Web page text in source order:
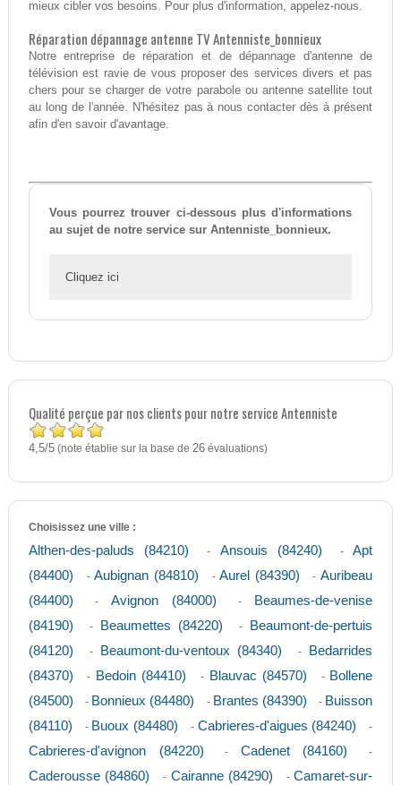
mieux cibler vos besoins. Pour plus d'information, appelez-nous.
Réparation dépannage antenne TV Antenniste_bonnieux
Notre entreprise de réparation et de dépannage d'antenne de
télévision est ravie de vous proposer des services divers et pas
chers pour se charger de votre parabole ou antenne satellite tout
au long de l'année. N'hésitez pas à nous contacter dès à présent
afin d'en savoir d'avantage.
Vous pourrez trouver ci-dessous plus d'informations
au sujet de notre service sur Antenniste_bonnieux.
Cliquez ici
Qualité perçue par nos clients pour notre service Antenniste
4,5/5(note établie sur la base de 26évaluations)
Choisissez une ville :
Althen-des-paluds (84210) - Ansouis (84240) -Apt
(84400)
-Aubignan (84810) -Aurel (84390) -Auribeau
(84400)
- Avignon (84000) -
Beaumes-de-venise
(84190)
- Beaumettes (84220) -
Beaumont-de-pertuis
(84120)
- Beaumont-du-ventoux (84340) -
Bedarrides
(84370)
- Bedoin (84410) - Blauvac (84570) - Bollene
(84500)
- Bonnieux (84480) - Brantes (84390) - Buisson
(84110)
- Buoux (84480) - Cabrieres-d'aigues (84240) -
Cabrieres-d'avignon (84220) - Cadenet (84160) -
Caderousse (84860) - Cairanne (84290) -Camaret-sur-